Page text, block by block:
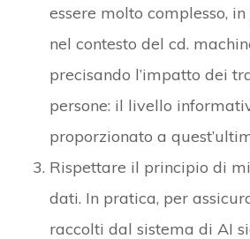
essere molto complesso,
nel contesto del cd.
precisando l’impatto dei
persone: il livello
proporzionato a
Rispettare il principio di
dati. In pratica, per
raccolti dal sistema di AI